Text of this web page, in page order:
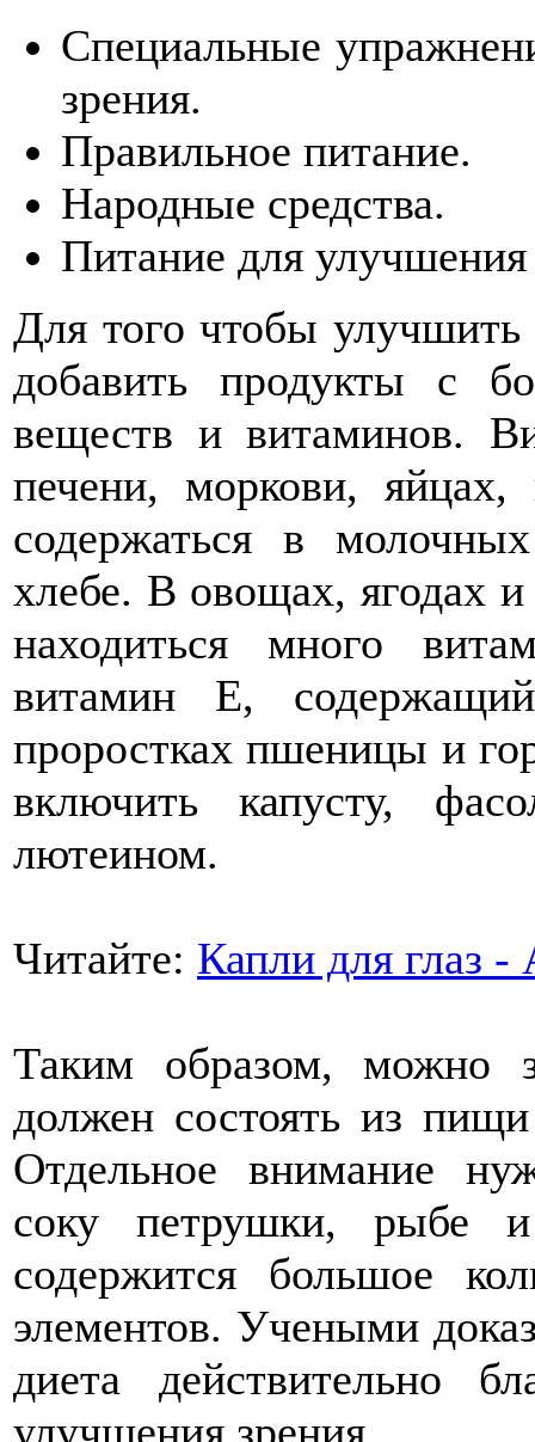
Специальные
зрения.
Правильное питание.
Народные средства.
Питание для улучшения
Для того чтобы
добавить продукты с
веществ и витаминов.
печени, моркови,
содержаться в
хлебе. В овощах, ягодах
находиться много
витамин Е,
проростках пшеницы и
включить капусту,
лютеином.
Читайте: Капли для глаз
Таким образом, можно
должен состоять из
Отдельное внимание
соку петрушки, рыбе
содержится большое
элементов. Учеными
диета действительно
улучшения зрения.